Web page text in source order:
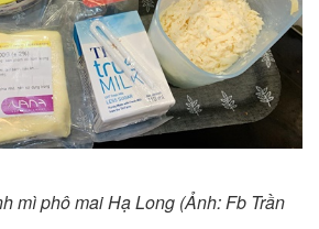
mì phô mai Hạ Long (Ảnh: Fb Trần